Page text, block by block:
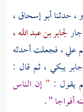
،حدثناأبو إسحاق ،
لجابر بن عبد الله ،
علي ، فجعلت أحدثه
جابريبكي ، ثم قال :
يقول : "إن الناس
أفواجا " .